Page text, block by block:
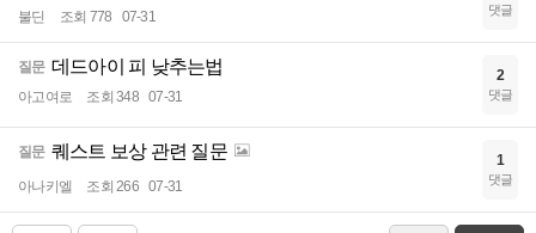
불딘 조회 778 07-31 댓글
질문 데드아이 피 낮추는법
아고여로 조회 348 07-31
2
댓글
질문 퀘스트 보상 관련 질문
아나키엘 조회 266 07-31
1
댓글